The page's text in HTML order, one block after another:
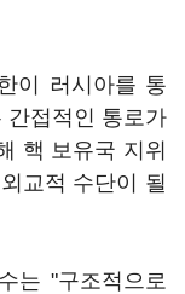
이 러시아를 통
간접적인 통로가
핵 보유국 지위
교적 수단이 될
는 "구조적으로